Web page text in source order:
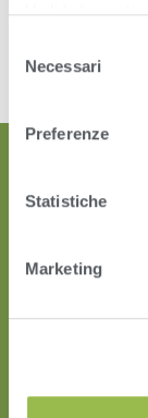
delNecessari
Preferenze
Statistiche
Marketing
You must be
VAS PULSE